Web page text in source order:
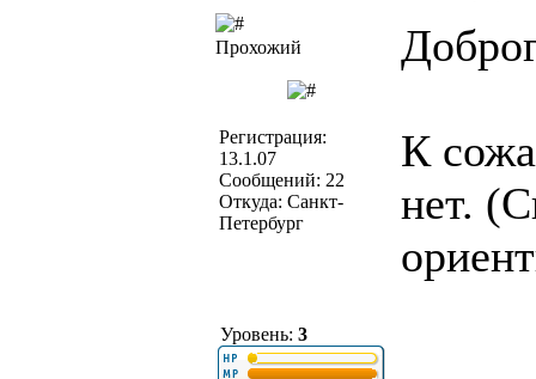
Прохожий
Регистрация:
13.1.07
Сообщений: 22
Откуда: Санкт-
Петербург
Уровень: 3
К
нет.